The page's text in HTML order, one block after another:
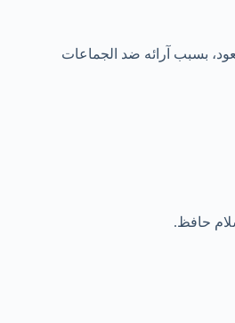
بسبب آرائه ضد الجماعات